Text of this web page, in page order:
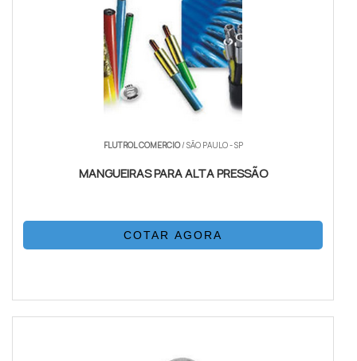
FLUTROL COMERCIO/ SÃO PAULO - SP
MANGUEIRAS PARA ALTA PRESSÃO
COTAR AGORA